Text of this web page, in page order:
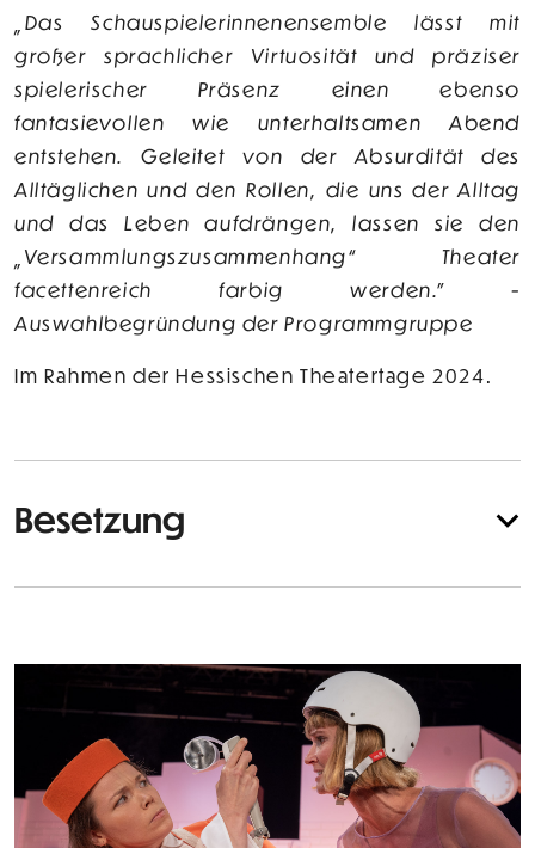
„Das Schauspielerinnenensemble lässt mit
großer sprachlicher Virtuosität und präziser
spielerischer Präsenz einen ebenso
fantasievollen wie unterhaltsamen Abend
entstehen. Geleitet von der Absurdität des
Alltäglichen und den Rollen, die uns der Alltag
und das Leben aufdrängen, lassen sie den
„Versammlungszusammenhang“ Theater
facettenreich farbig werden." -
Auswahlbegründung der Programmgruppe
Im Rahmen der Hessischen Theatertage 2024.
Besetzung